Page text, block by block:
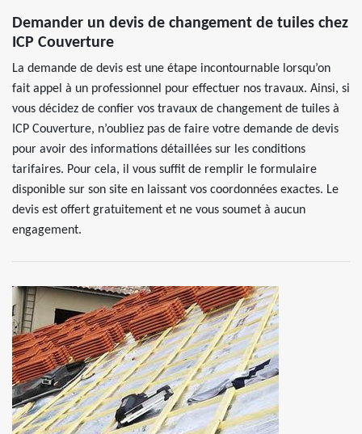
Demander un devis de changement de tuiles chez
ICP Couverture
La demande de devis est une étape incontournable lorsqu’on
fait appel à un professionnel pour effectuer nos travaux. Ainsi, si
vous décidez de confier vos travaux de changement de tuiles à
ICP Couverture, n’oubliez pas de faire votre demande de devis
pour avoir des informations détaillées sur les conditions
tarifaires. Pour cela, il vous suffit de remplir le formulaire
disponible sur son site en laissant vos coordonnées exactes. Le
devis est offert gratuitement et ne vous soumet à aucun
engagement.